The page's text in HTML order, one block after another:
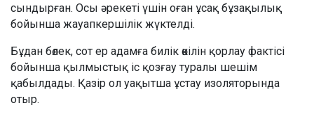
сындырған. Осы әрекеті үшін оған ұсақ бұзақылық
бойынша жауапкершілік жүктелді.
Бұдан бөлек, сот ер адамға билік өкілін қорлау фактісі
бойынша қылмыстық іс қозғау туралы шешім
қабылдады. Қазір ол уақытша ұстау изоляторында
отыр.